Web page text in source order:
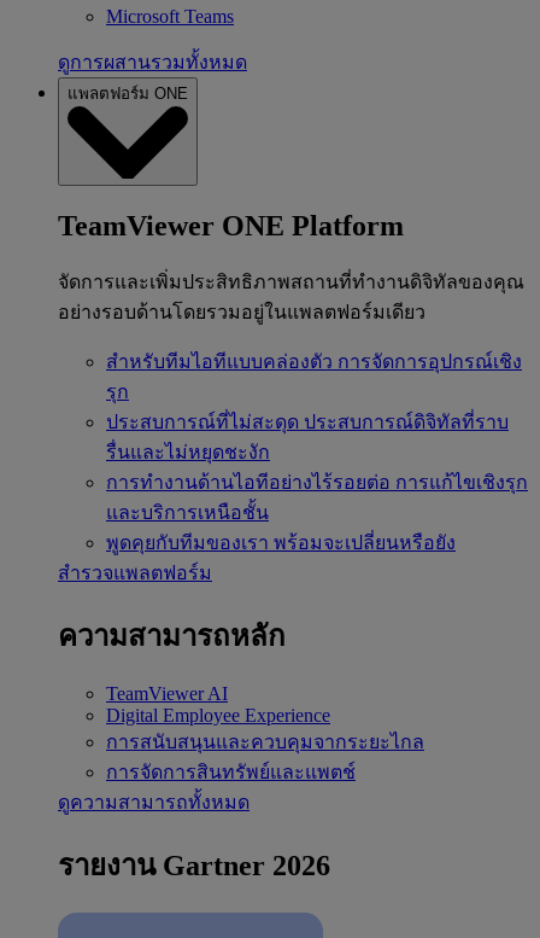
Microsoft Teams
ดูการผสานรวมทั้งหมด
แพลตฟอร์ม ONE
TeamViewer ONE Platform
จัดการและเพิ่มประสิทธิภาพสถานที่ทำงานดิจิทัลของคุณ
อย่างรอบด้านโดยรวมอยู่ในแพลตฟอร์มเดียว
สำหรับทีมไอทีแบบคล่องตัว การจัดการอุปกรณ์เชิง
รุก
ประสบการณ์ที่ไม่สะดุด ประสบการณ์ดิจิทัลที่ราบ
รื่นและไม่หยุดชะงัก
การทำงานด้านไอทีอย่างไร้รอยต่อ การแก้ไขเชิงรุก
และบริการเหนือชั้น
พูดคุยกับทีมของเรา พร้อมจะเปลี่ยนหรือยัง
สำรวจแพลตฟอร์ม
ความสามารถหลัก
TeamViewer AI
Digital Employee Experience
การสนับสนุนและควบคุมจากระยะไกล
การจัดการสินทรัพย์และแพตช์
ดูความสามารถทั้งหมด
รายงาน Gartner 2026